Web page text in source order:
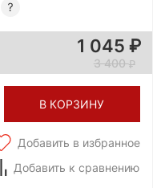
1 045
3 400
В КОРЗИНУ
Добавить в избранное
Добавить к сравнению